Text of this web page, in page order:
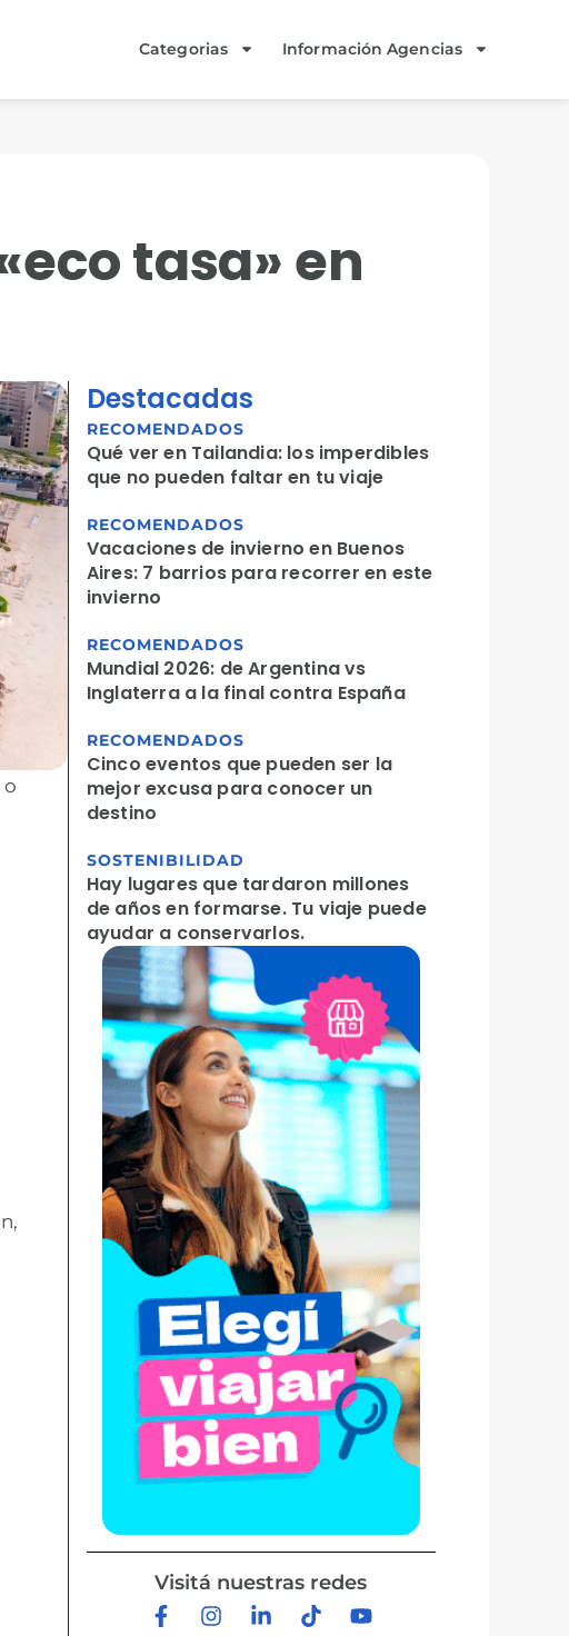
Categorias Información Agencias
tasa» en
o
Destacadas
RECOMENDADOS
Qué ver en Tailandia: los imperdibles
que no pueden faltar en tu viaje
RECOMENDADOS
Vacaciones de invierno en Buenos
Aires: 7 barrios para recorrer en este
invierno
RECOMENDADOS
Mundial 2026: de Argentina vs
Inglaterra a la final contra España
RECOMENDADOS
Cinco eventos que pueden ser la
mejor excusa para conocer un
destino
SOSTENIBILIDAD
Hay lugares que tardaron millones
de años en formarse. Tu viaje puede
ayudar a conservarlos.
Visitá nuestras redes